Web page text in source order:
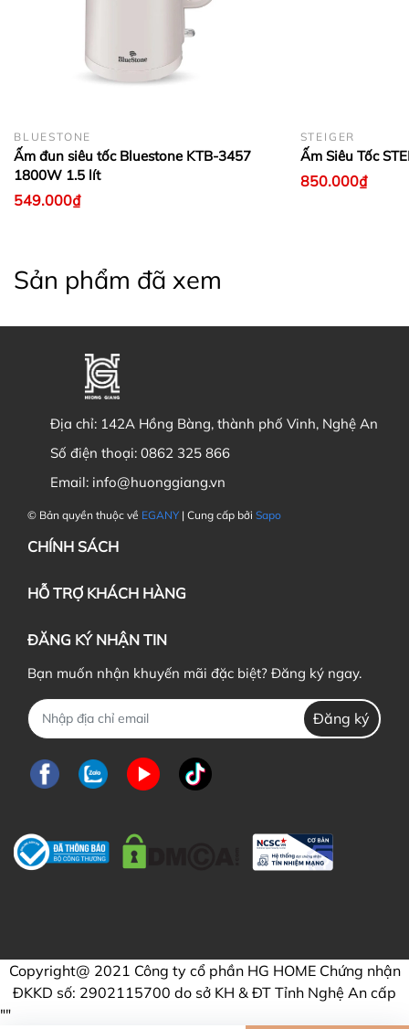
BLUESTONE
Ấm đun siêu tốc Bluestone KTB-3457
1800W 1.5 lít
549.000₫
STEIGER
Ấm Siêu Tốc
850.000₫
Sản phẩm đã xem
Địa chỉ: 142A Hồng Bàng, thành phố Vinh, Nghệ An
Số điện thoại: 0862 325 866
Email: info@huonggiang.vn
© Bản quyền thuộc về EGANY | Cung cấp bởi Sapo
CHÍNH SÁCH
HỖ TRỢ KHÁCH HÀNG
ĐĂNG KÝ NHẬN TIN
Bạn muốn nhận khuyến mãi đặc biệt? Đăng ký ngay.
Đăng ký
Copyright@ 2021 Công ty cổ phần HG HOME Chứng nhận
ĐKKD số: 2902115700 do sở KH & ĐT Tỉnh Nghệ An cấp
""